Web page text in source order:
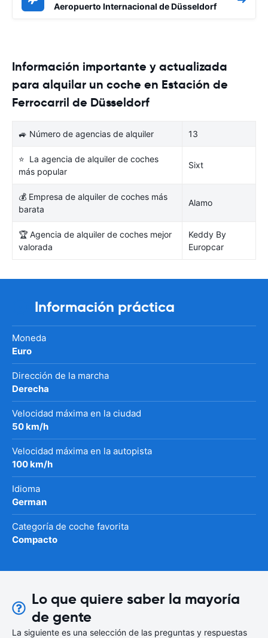
Aeropuerto Internacional de Düsseldorf
Información importante y actualizada
para alquilar un coche en Estación de
Ferrocarril de Düsseldorf
🚙 Número de agencias de alquiler 13
⭐ La agencia de alquiler de coches
más popular
Sixt
💰 Empresa de alquiler de coches más
barata
Alamo
🏆 Agencia de alquiler de coches mejor
valorada
Keddy By
Europcar
Información práctica
Moneda
Euro
Dirección de la marcha
Derecha
Velocidad máxima en la ciudad
50 km/h
Velocidad máxima en la autopista
100 km/h
Idioma
German
Categoría de coche favorita
Compacto
Lo que quiere saber la mayoría
de gente
La siguiente es una selección de las preguntas y respuestas